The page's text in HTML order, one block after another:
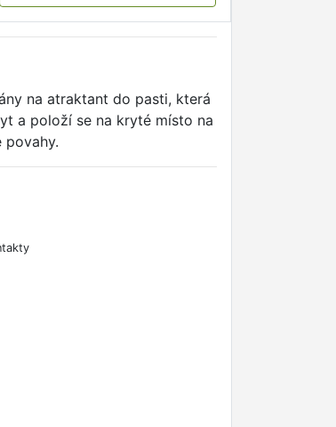
na atraktant do pasti, která
a položí se na kryté místo na
povahy.